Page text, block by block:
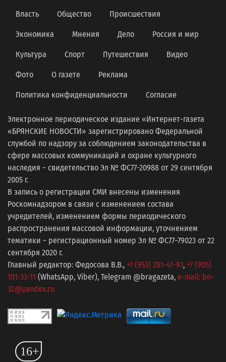
Власть Общество Происшествия
Экономика Мнения Дело Россия и мир
Культура Спорт Путешествия Видео
Фото О газете Реклама
Политика конфиденциальности Согласие
Электронное периодическое издание «Интернет-газета
«БРЯНСКИЕ НОВОСТИ» зарегистрировано Федеральной
службой по надзору за соблюдением законодательства в
сфере массовых коммуникаций и охране культурного
наследия − свидетельство Эл № ФС77-20988 от 29 сентября
2005 г.
В запись о регистрации СМИ внесены изменения
Роскомнадзором в связи с изменением состава
учредителей, изменением формы периодического
распространения массовой информации, уточнением
тематики − регистрационный номер Эл № ФС77−79023 от 22
сентября 2020 г.
Главный редактор: Федосова В.В., +7 (953) 281-41-91, +7 (905)
101-33-11 (WhatsApp, Viber), Telegram @bragazeta, e-mail: bn-
32@yandex.ru
16+